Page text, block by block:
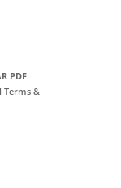
PDF
Terms &